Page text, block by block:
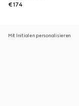
€174
Mit Initialen personalisieren